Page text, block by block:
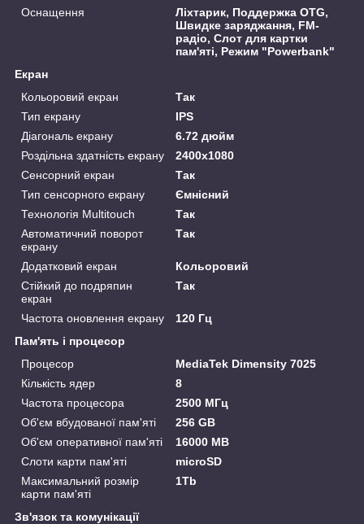
Оснащення
Ліхтарик, Поддержка OTG,
Швидке заряджання, FM-
радіо, Слот для картки
пам'яті, Режим "Powerbank"
Екран
Кольоровий екран
Так
Тип екрану
IPS
Діагональ екрану
6.72 дюйм
Роздільна здатність екрану
2400x1080
Сенсорний екран
Так
Тип сенсорного екрану
Ємнісний
Технологія Multitouch
Так
Автоматичний поворот
екрану
Так
Додатковий екран
Кольоровий
Стійкий до подряпин
екран
Так
Частота оновлення екрану
120 Гц
Пам'ять і процесор
Процесор
MediaTek Dimensity 7025
Кількість ядер
8
Частота процесора
2500 МГц
Об'єм вбудованої пам'яті
256 GB
Об'єм оперативної пам'яті
16000 MB
Слоти карти пам'яті
microSD
Максимальний розмір
карти пам'яті
1Tb
Зв'язок та комунікації